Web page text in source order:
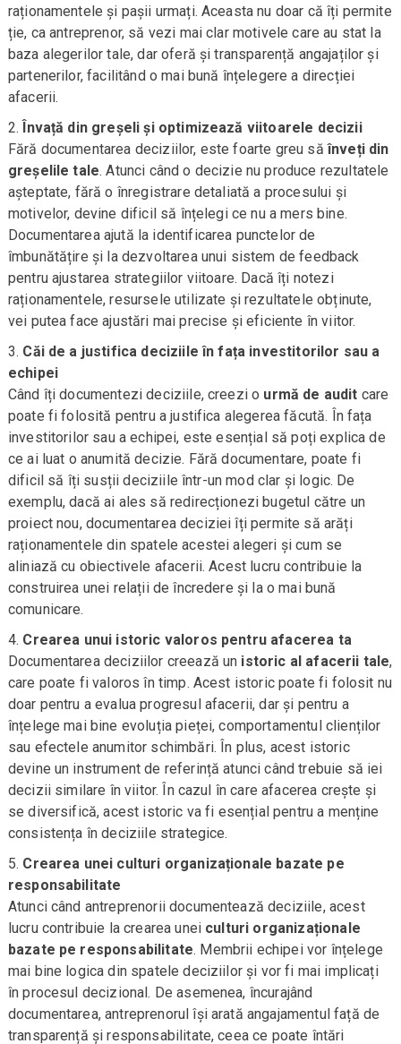
raționamentele și pașii urmați. Aceasta nu doar că îți permite
ție, ca antreprenor, să vezi mai clar motivele care au stat la
baza alegerilor tale, dar oferă și transparență angajaților și
partenerilor, facilitând o mai bună înțelegere a direcției
afacerii.
Învață din greșeli și optimizează viitoarele decizii
Fără documentarea deciziilor, este foarte greu săînveți din
greșelile tale. Atunci când o decizie nu produce rezultatele
așteptate, fără o înregistrare detaliată a procesului și
motivelor, devine dificil să înțelegi ce nu a mers bine.
Documentarea ajută la identificarea punctelor de
îmbunătățire și la dezvoltarea unui sistem de feedback
pentru ajustarea strategiilor viitoare. Dacă îți notezi
raționamentele, resursele utilizate și rezultatele obținute,
vei putea face ajustări mai precise și eficiente în viitor.
Căi de a justifica deciziile în fața investitorilor sau a
echipei
Când îți documentezi deciziile, creezi o urmă de audit care
poate fi folosită pentru a justifica alegerea făcută. În fața
investitorilor sau a echipei, este esențial să poți explica de
ce ai luat o anumită decizie. Fără documentare, poate fi
dificil să îți susții deciziile într-un mod clar și logic. De
exemplu, dacă ai ales să redirecționezi bugetul către un
proiect nou, documentarea deciziei îți permite să arăți
raționamentele din spatele acestei alegeri și cum se
aliniază cu obiectivele afacerii. Acest lucru contribuie la
construirea unei relații de încredere și la o mai bună
comunicare.
Crearea unui istoric valoros pentru afacerea ta
Documentarea deciziilor creează un istoric al afacerii tale,
care poate fi valoros în timp. Acest istoric poate fi folosit nu
doar pentru a evalua progresul afacerii, dar și pentru a
înțelege mai bine evoluția pieței, comportamentul clienților
sau efectele anumitor schimbări. În plus, acest istoric
devine un instrument de referință atunci când trebuie să iei
decizii similare în viitor. În cazul în care afacerea crește și
se diversifică, acest istoric va fi esențial pentru a menține
consistența în deciziile strategice.
Crearea unei culturi organizaționale bazate pe
responsabilitate
Atunci când antreprenorii documentează deciziile, acest
lucru contribuie la crearea unei culturi organizaționale
bazate pe responsabilitate. Membrii echipei vor înțelege
mai bine logica din spatele deciziilor și vor fi mai implicați
în procesul decizional. De asemenea, încurajând
documentarea, antreprenorul își arată angajamentul față de
transparență și responsabilitate, ceea ce poate întări